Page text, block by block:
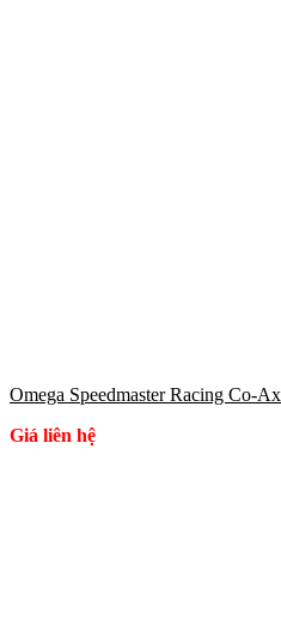
Omega Speedmaster Racing Co-
Giá liên hệ